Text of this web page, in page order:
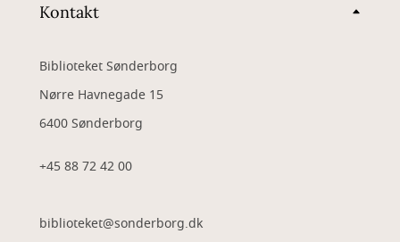
Kontakt
Biblioteket Sønderborg
Nørre Havnegade 15
6400 Sønderborg
+45 88 72 42 00
biblioteket@sonderborg.dk